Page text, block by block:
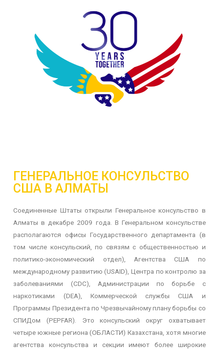
ГЕНЕРАЛЬНОЕ КОНСУЛЬСТВО
США В АЛМАТЫ
Соединенные Штаты открыли Генеральное консульство в
Алматы в декабре 2009 года. В Генеральном консульстве
располагаются офисы Государственного департамента (в
том числе консульский, по связям с общественностью и
политико-экономический отдел), Агентства США по
международному развитию (USAID), Центра по контролю за
заболеваниями (CDC), Администрации по борьбе с
наркотиками (DEA), Коммерческой службы США и
Программы Президента по Чрезвычайному плану борьбы со
СПИДом (PEPFAR). Это консульский округ охватывает
четыре южные региона (ОБЛАСТИ) Казахстана, хотя многие
агентства консульства и секции имеют более широкие